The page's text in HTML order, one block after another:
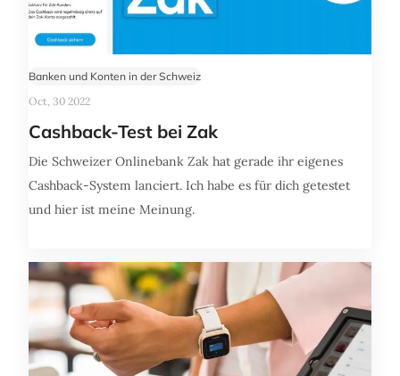
Banken und Konten in der Schweiz
Oct, 30 2022
Cashback-Test bei Zak
Die Schweizer Onlinebank Zak hat gerade ihr eigenes
Cashback-System lanciert. Ich habe es für dich getestet
und hier ist meine Meinung.